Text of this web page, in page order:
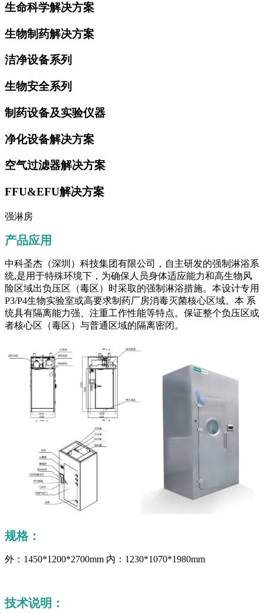
生命科学解决方案
生物制药解决方案
洁净设备系列
生物安全系列
制药设备及实验仪器
净化设备解决方案
空气过滤器解决方案
FFU&EFU解决方案
强淋房
产品应用
中科圣杰（深圳）科技集团有限公司，自主研发的强制淋浴系
统,是用于特殊环境下，为确保人员身体适应能力和高生物风
险区域出负压区（毒区）时采取的强制淋浴措施。本设计专用
P3/P4生物实验室或高要求制药厂房消毒灭菌核心区域。本 系
统具有隔离能力强、注重工作性能等特点。保证整个负压区或
者核心区（毒区）与普通区域的隔离密闭。
规格：
外：1450*1200*2700mm 内：1230*1070*1980mm
技术说明：